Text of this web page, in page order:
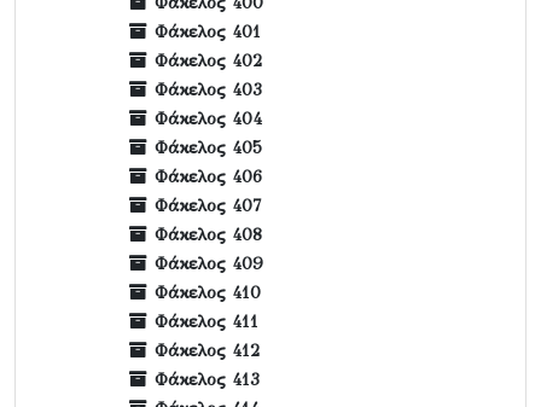
Φάκελος 401
Φάκελος 402
Φάκελος 403
Φάκελος 404
Φάκελος 405
Φάκελος 406
Φάκελος 407
Φάκελος 408
Φάκελος 409
Φάκελος 410
Φάκελος 411
Φάκελος 412
Φάκελος 413